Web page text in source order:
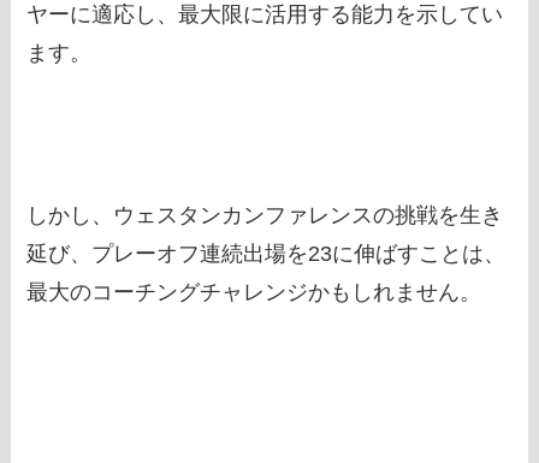
ヤーに適応し、最大限に活用する能力を示してい
ます。
しかし、ウェスタンカンファレンスの挑戦を生き
延び、プレーオフ連続出場を23に伸ばすことは、
最大のコーチングチャレンジかもしれません。